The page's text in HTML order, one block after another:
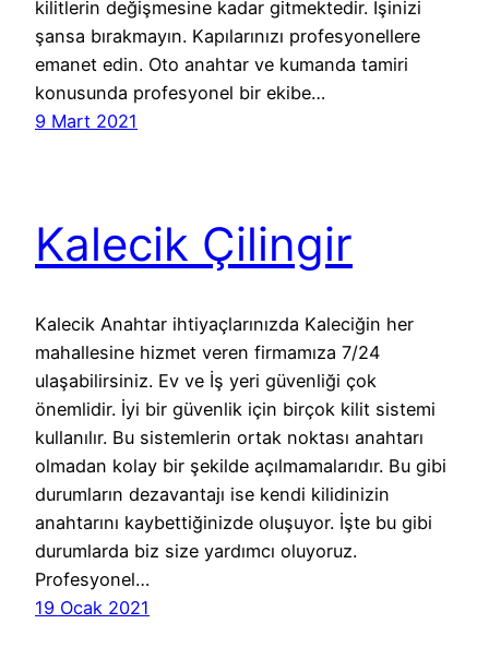
kilitlerin değişmesine kadar gitmektedir. İşinizi
şansa bırakmayın. Kapılarınızı profesyonellere
emanet edin. Oto anahtar ve kumanda tamiri
konusunda profesyonel bir ekibe…
9 Mart 2021
Kalecik Çilingir
Kalecik Anahtar ihtiyaçlarınızda Kaleciğin her
mahallesine hizmet veren firmamıza 7/24
ulaşabilirsiniz. Ev ve İş yeri güvenliği çok
önemlidir. İyi bir güvenlik için birçok kilit sistemi
kullanılır. Bu sistemlerin ortak noktası anahtarı
olmadan kolay bir şekilde açılmamalarıdır. Bu gibi
durumların dezavantajı ise kendi kilidinizin
anahtarını kaybettiğinizde oluşuyor. İşte bu gibi
durumlarda biz size yardımcı oluyoruz.
Profesyonel…
19 Ocak 2021